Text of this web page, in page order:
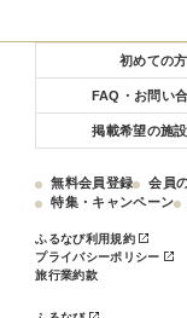
※和風お子様ランチ
合はご予約時に通知
【朝食】お部屋で季節
初めての方
FAQ・お問い
掲載希望の施
無料会員登録 会員
特集・キャンペーン
ふるなび利用規約
プライバシーポリシー
旅行業約款